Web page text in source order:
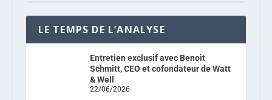
LE TEMPS DE L’ANALYSE
Entretien exclusif avec Benoit
Schmitt, CEO et cofondateur de Watt
& Well
22/06/2026